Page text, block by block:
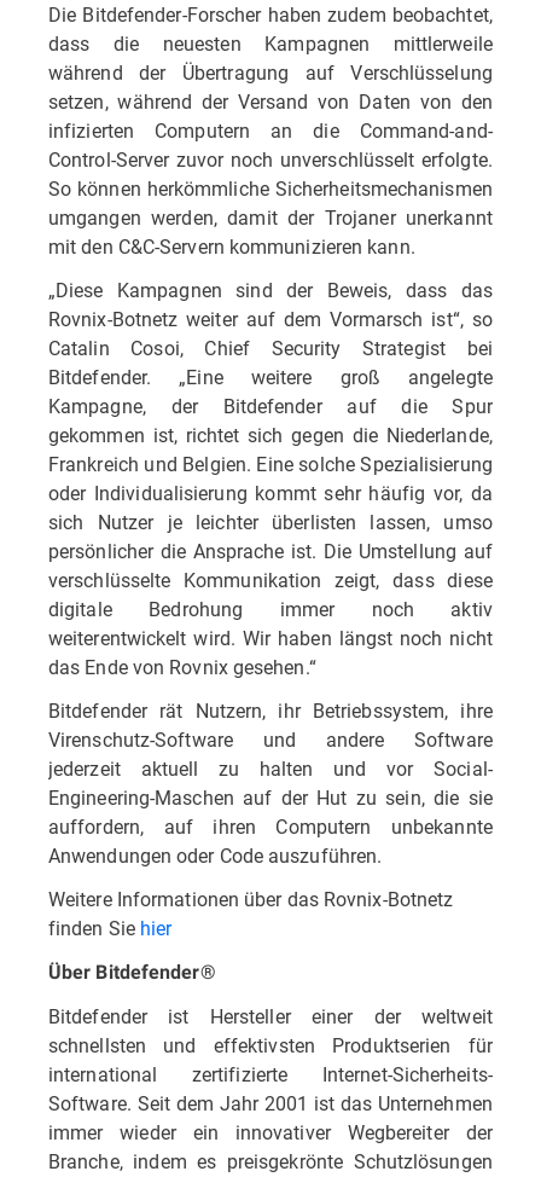
Die Bitdefender-Forscher haben zudem beobachtet,
dass die neuesten Kampagnen mittlerweile
während der Übertragung auf Verschlüsselung
setzen, während der Versand von Daten von den
infizierten Computern an die Command-and-
Control-Server zuvor noch unverschlüsselt erfolgte.
So können herkömmliche Sicherheitsmechanismen
umgangen werden, damit der Trojaner unerkannt
mit den C&C-Servern kommunizieren kann.
„Diese Kampagnen sind der Beweis, dass das
Rovnix-Botnetz weiter auf dem Vormarsch ist“, so
Catalin Cosoi, Chief Security Strategist bei
Bitdefender. „Eine weitere groß angelegte
Kampagne, der Bitdefender auf die Spur
gekommen ist, richtet sich gegen die Niederlande,
Frankreich und Belgien. Eine solche Spezialisierung
oder Individualisierung kommt sehr häufig vor, da
sich Nutzer je leichter überlisten lassen, umso
persönlicher die Ansprache ist. Die Umstellung auf
verschlüsselte Kommunikation zeigt, dass diese
digitale Bedrohung immer noch aktiv
weiterentwickelt wird. Wir haben längst noch nicht
das Ende von Rovnix gesehen.“
Bitdefender rät Nutzern, ihr Betriebssystem, ihre
Virenschutz-Software und andere Software
jederzeit aktuell zu halten und vor Social-
Engineering-Maschen auf der Hut zu sein, die sie
auffordern, auf ihren Computern unbekannte
Anwendungen oder Code auszuführen.
Weitere Informationen über das Rovnix-Botnetz
finden Sie hier
Über Bitdefender®
Bitdefender ist Hersteller einer der weltweit
schnellsten und effektivsten Produktserien für
international zertifizierte Internet-Sicherheits-
Software. Seit dem Jahr 2001 ist das Unternehmen
immer wieder ein innovativer Wegbereiter der
Branche, indem es preisgekrönte Schutzlösungen